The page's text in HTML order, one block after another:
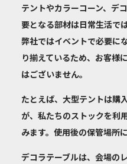
テントやカラーコーン、デ
要となる部材は日常生活で
弊社ではイベントで必要に
り揃えているため、お客様に
はございません。
たとえば、大型テントは購
が、私たちのストックを利
みます。使用後の保管場所
デコラテーブルは、会場の